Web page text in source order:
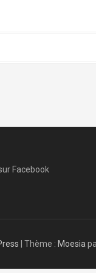
Facebook
Thème : Moesia